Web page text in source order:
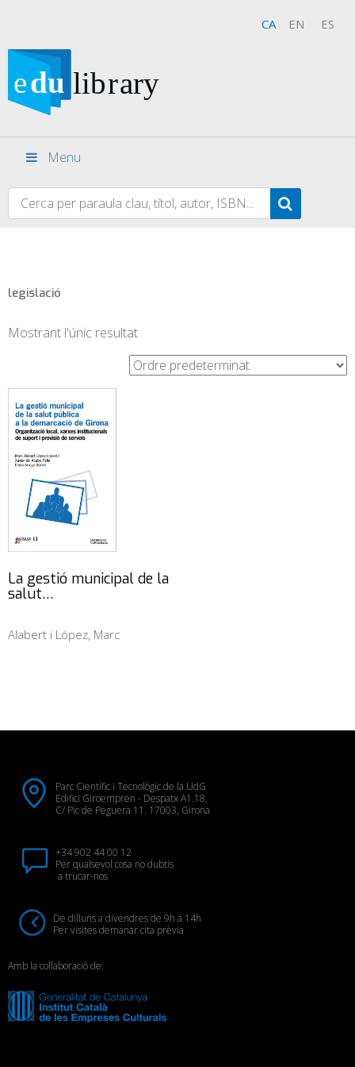
CA EN ES
Menu
legislació
Mostrant l'únic resultat
La gestió municipal de la
salut…
Alabert i López, Marc
Parc Científic i Tecnològic de la UdG
Edifici Giroempren - Despatx A1.18.
C/ Pic de Peguera 11. 17003, Girona
+34 902 44 00 12
Per qualsevol cosa no dubtis
a trucar-nos
De dilluns a divendres de 9h a 14h
Per visites demanar cita prèvia
Amb la col·laboració de: